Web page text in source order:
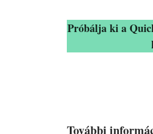
Próbálja ki a
További